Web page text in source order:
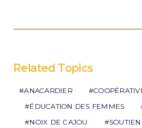
Related Topics
ANACARDIER
ÉDUCATION DES FEMMES
NOIX DE CAJOU
SOUTIEN